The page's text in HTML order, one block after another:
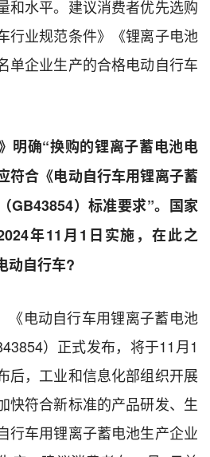
和水平。建议消费者优先选购
行业规范条件》《锂离子电池
单企业生产的合格电动自行车
明确“换购的锂离子蓄电池电
符合《电动自行车用锂离子蓄
GB43854）标准要求”。国家
年11月1日实施，在此之
动自行车?
《电动自行车用锂离子蓄电池
）正式发布，将于11月1
后，工业和信息化部组织开展
快符合新标准的产品研发、生
行车用锂离子蓄电池生产企业